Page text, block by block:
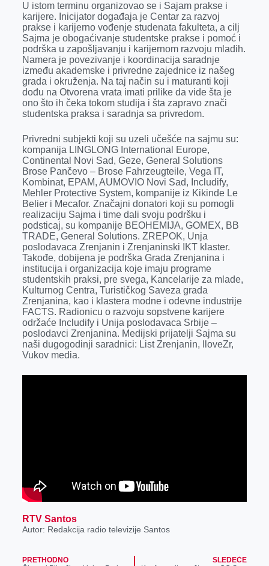
U istom terminu organizovao se i Sajam prakse i
karijere. Inicijator događaja je Centar za razvoj
prakse i karijerno vođenje studenata fakulteta, a cilj
Sajma je obogaćivanje studentske prakse i pomoć i
podrška u zapošljavanju i karijernom razvoju mladih.
Namera je povezivanje i koordinacija saradnje
između akademske i privredne zajednice iz našeg
grada i okruženja. Na taj način su i maturanti koji
dođu na Otvorena vrata imati prilike da vide šta je
ono što ih čeka tokom studija i šta zapravo znači
studentska praksa i saradnja sa privredom.
Privredni subjekti koji su uzeli učešće na sajmu su:
kompanija LINGLONG International Europe,
Continental Novi Sad, Geze, General Solutions
Brose Pančevo – Brose Fahrzeugteile, Vega IT,
Kombinat, EPAM, AUMOVIO Novi Sad, Includify,
Mehler Protective System, kompanije iz Kikinde Le
Belier i Mecafor. Značajni donatori koji su pomogli
realizaciju Sajma i time dali svoju podršku i
podsticaj, su kompanije BEOHEMIJA, GOMEX, BB
TRADE, General Solutions. ZREPOK, Unja
poslodavaca Zrenjanin i Zrenjaninski IKT klaster.
Takođe, dobijena je podrška Grada Zrenjanina i
institucija i organizacija koje imaju programe
studentskih praksi, pre svega, Kancelarije za mlade,
Kulturnog Centra, Turističkog Saveza grada
Zrenjanina, kao i klastera modne i odevne industrije
FACTS. Radionicu o razvoju sopstvene karijere
održaće Includify i Unija poslodavaca Srbije –
poslodavci Zrenjanina. Medijski prijatelji Sajma su
naši dugogodinji saradnici: List Zrenjanin, IloveZr,
Vukov media.
RTV Santos
Autor: Redakcija radio televizije Santos
PRETHODNO
SLEDEĆE